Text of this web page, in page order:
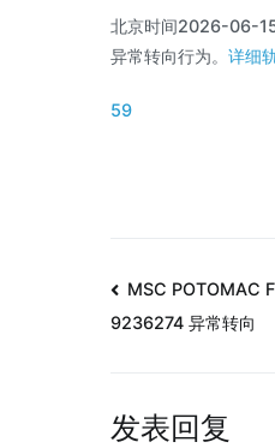
北京时间2026-06-
异常转向行为。 详细
59
MSC POTOMAC
9236274 异常转向
发表回复